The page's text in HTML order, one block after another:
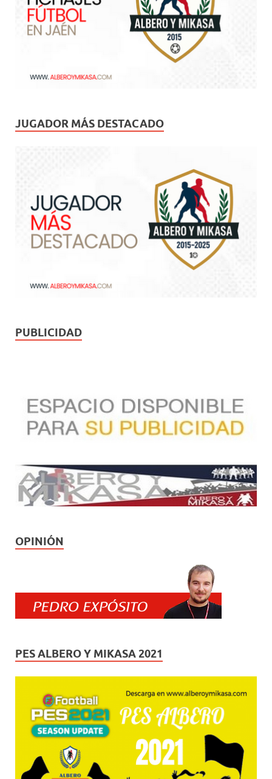
JUGADOR MÁS DESTACADO
PUBLICIDAD
OPINIÓN
PES ALBERO Y MIKASA 2021